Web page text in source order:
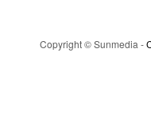
Copyright © Sunmedia -